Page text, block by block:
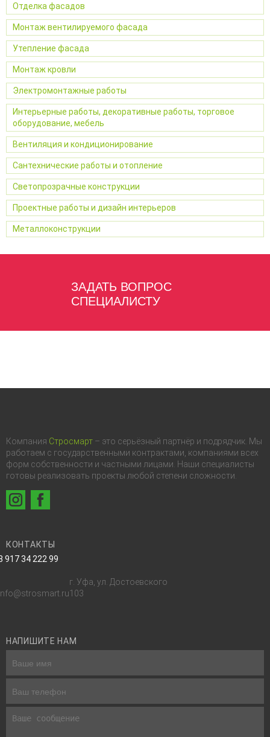
Отделка фасадов
Монтаж вентилируемого фасада
Утепление фасада
Монтаж кровли
Электромонтажные работы
Интерьерные работы, декоративные работы, торговое
оборудование, мебель
Вентиляция и кондиционирование
Сантехнические работы и отопление
Светопрозрачные конструкции
Проектные работы и дизайн интерьеров
Металлоконструкции
ЗАДАТЬ ВОПРОС
СПЕЦИАЛИСТУ
Компания Стросмарт – это серьёзный партнёр и подрядчик. Мы
работаем с государственными контрактами, компаниями всех
форм собственности и частными лицами. Наши специалисты
готовы реализовать проекты любой степени сложности.
КОНТАКТЫ
917 34 222 99
г. Уфа, ул. Достоевского
103
НАПИШИТЕ НАМ